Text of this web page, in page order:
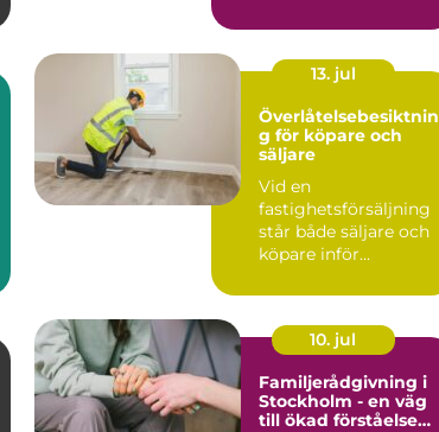
13. jul
Överlåtelsebesiktnin
g för köpare och
säljare
Vid en
fastighetsförsäljning
står både säljare och
köpare inför...
10. jul
Familjerådgivning i
Stockholm - en väg
till ökad förståelse